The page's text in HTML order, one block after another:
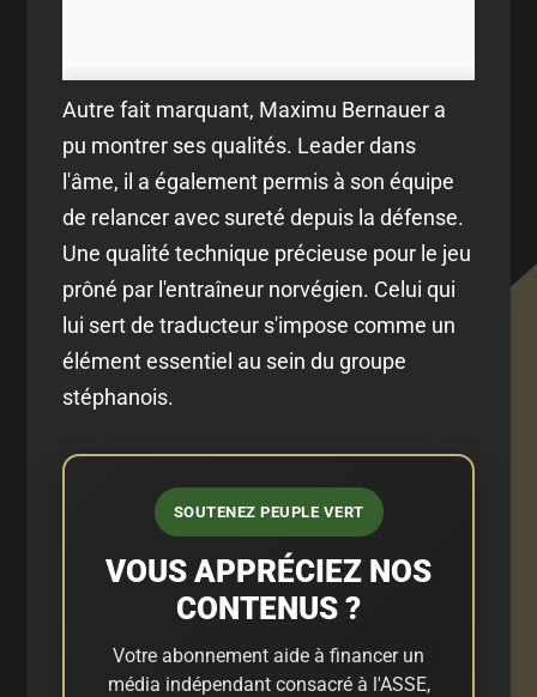
Autre fait marquant, Maximu Bernauer a
pu montrer ses qualités. Leader dans
l'âme, il a également permis à son équipe
de relancer avec sureté depuis la défense.
Une qualité technique précieuse pour le jeu
prôné par l'entraîneur norvégien. Celui qui
lui sert de traducteur s'impose comme un
élément essentiel au sein du groupe
stéphanois.
SOUTENEZ PEUPLE VERT
VOUS APPRÉCIEZ NOS
CONTENUS ?
Votre abonnement aide à financer un
média indépendant consacré à l'ASSE,